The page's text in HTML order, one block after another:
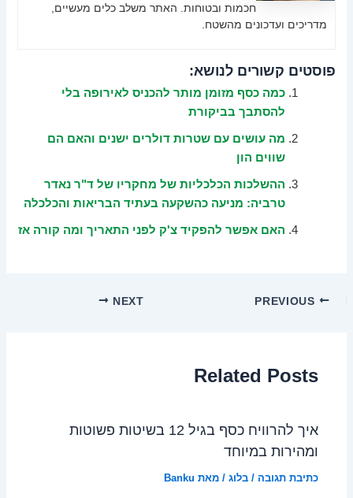
חכמות ובטוחות. האתר משלב כלים מעשיים,
מדריכים ועדכונים מהשטח.
פוסטים קשורים לנושא:
כמה כסף מזומן מותר להכניס לאירופה בלי
להסתבך בביקורת
מה עושים עם שטרות דולרים ישנים והאם הם
שווים הון
ההשלכות הכלכליות של מחקריו של ד"ר נאדר
טרביה: מניעה כהשקעה בעתיד הבריאות והכלכלה
האם אפשר להפקיד צ'ק לפני התאריך ומה קורה אז
NEXT
Related Posts
איך להרוויח כסף בגיל 12 בשיטות פשוטות
ומהירות במיוחד
כתיבת תגובה /בלוג / מאת Banku